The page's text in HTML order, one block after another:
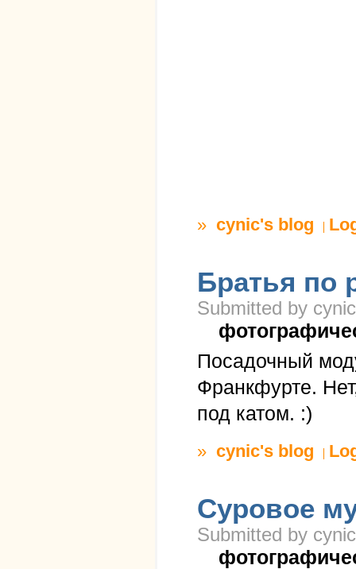
» cynic's blog
Братья по
Submitted by
Посадочный
Франкфурте.
под катом. :)
» cynic's blog
Суровое
Submitted by